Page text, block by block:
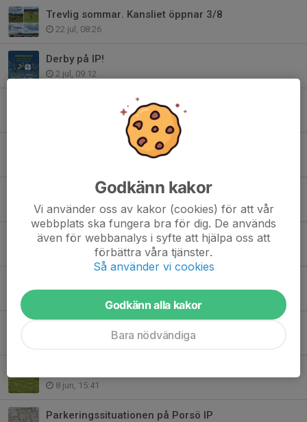
Trevlig sommar. Kansliet öppnar 3/8
22 jul, 08:26
Derby på IP!
2 jul, 09:12
Rolig start med Lekmedfotboll för födda 2021
Fin avslutning på fotbollskolan. Glad midsommar.
Lekmedboll för F/P födda 2021! Anmälan öppen
17 jun, 20:49
16 jun, 10:59
8 jun, 15:41
Parkeringssituationen på Porsö IP
Godkänn kakor
Vi använder oss av kakor (cookies) för att vår
webbplats ska fungera bra för dig. De används
även för webbanalys i syfte att hjälpa oss att
förbättra våra tjänster.
Så använder vi cookies
Godkänn alla kakor
Bara nödvändiga